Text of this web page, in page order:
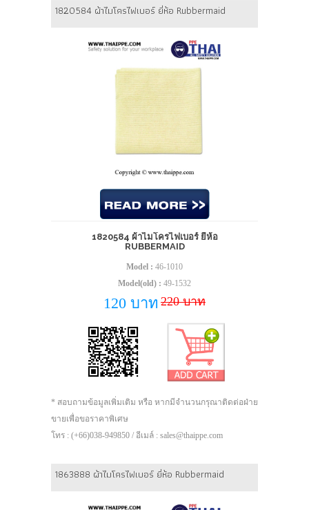
1820584 ผ้าไมโครไฟเบอร์ ยี่ห้อ Rubbermaid
1820584 ผ้าไมโครไฟเบอร์ ยี่ห้อ
RUBBERMAID
Model : 46-1010
Model(old) : 49-1532
120 บาท 220 บาท
* สอบถามข้อมูลเพิ่มเติม หรือ หากมีจำนวนกรุณาติดต่อฝ่าย
ขายเพื่อขอราคาพิเศษ
โทร : (+66)038-949850 / อีเมล์ : sales@thaippe.com
1863888 ผ้าไมโครไฟเบอร์ ยี่ห้อ Rubbermaid